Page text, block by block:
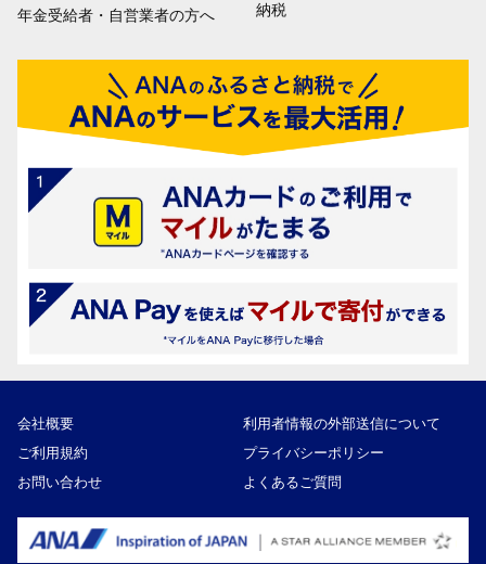
年金受給者・自営業者の方へ
納税
会社概要
利用者情報の外部送信について
ご利用規約
プライバシーポリシー
お問い合わせ
よくあるご質問